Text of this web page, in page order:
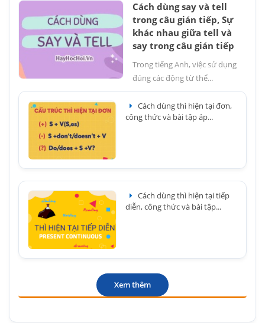
Cách dùng say và tell
trong câu gián tiếp, Sự
khác nhau giữa tell và
say trong câu gián tiếp
Trong tiếng Anh, việc sử dụng
đúng các động từ thể...
Cách dùng thì hiện tại đơn,
công thức và bài tập áp...
Cách dùng thì hiện tại tiếp
diễn, công thức và bài tập...
Xem thêm